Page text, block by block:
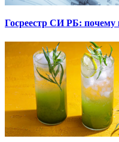
Госреестр СИ РБ: почему